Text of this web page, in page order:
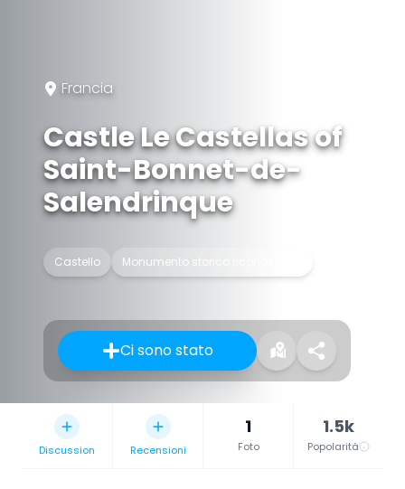
Francia
Castle Le Castellas of
Saint-Bonnet-de-
Salendrinque
Castello Monumento storico riconosciuto
Ci sono stato
Discussion Recensioni
1
Foto
1.5k
Popolarità